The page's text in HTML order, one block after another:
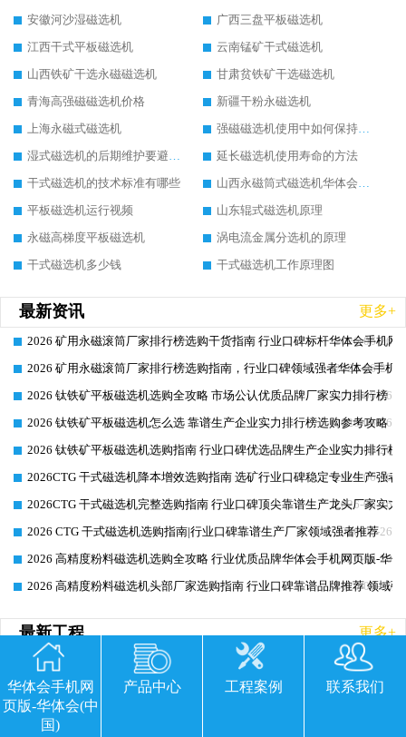
安徽河沙湿磁选机
广西三盘平板磁选机
江西干式平板磁选机
云南锰矿干式磁选机
山西铁矿干选永磁磁选机
甘肃贫铁矿干选磁选机
青海高强磁磁选机价格
新疆干粉永磁选机
上海永磁式磁选机
延长磁选机使用寿命的方法
干式磁选机的技术标准有哪些
平板磁选机运行视频
山东辊式磁选机原理
永磁高梯度平板磁选机
涡电流金属分选机的原理
干式磁选机多少钱
干式磁选机工作原理图
最新资讯 更多+
2026-06-26
2026 矿用永磁滚筒厂家排行榜选购干货指南 行业口碑标杆华体会手机网
2026-06-26
2026 矿用永磁滚筒厂家排行榜选购指南，行业口碑领域强者华体会手机
2026-06-26
2026 钛铁矿平板磁选机选购全攻略 市场公认优质品牌厂家实力排行榜
2026-06-26
2026 钛铁矿平板磁选机怎么选 靠谱生产企业实力排行榜选购参考攻略
2026-06-26
2026 钛铁矿平板磁选机选购指南 行业口碑优选品牌生产企业实力排行榜
2026-06-26
2026CTG 干式磁选机降本增效选购指南 选矿行业口碑稳定专业生产强者
2026-06-26
2026CTG 干式磁选机完整选购指南 行业口碑顶尖靠谱生产龙头厂家实力
2026-06-26
2026 CTG 干式磁选机选购指南|行业口碑靠谱生产厂家领域强者推荐
2026-06-26
2026 高精度粉料磁选机选购全攻略 行业优质品牌华体会手机网页版-华
2026-06-26
2026 高精度粉料磁选机头部厂家选购指南 行业口碑靠谱品牌推荐 领域
最新工程 更多+
华体会手机网
页版-华体会(中
国)
产品中心 工程案例 联系我们